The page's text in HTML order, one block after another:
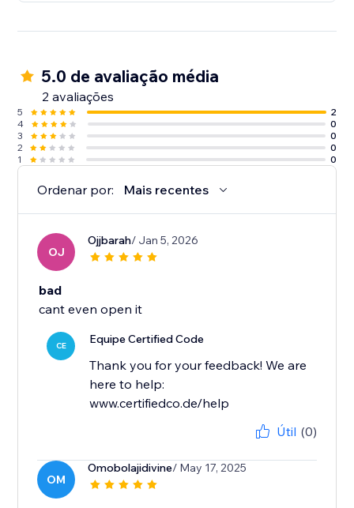
5.0 de avaliação média
2 avaliações
5
2
4
0
3
0
2
0
1
0
Ordenar por: Mais recentes
OJ
Ojjbarah/ Jan 5, 2026
bad
cant even open it
CE Equipe Certified Code
Thank you for your feedback! We are
here to help:
www.certifiedco.de/help
Útil (0)
OM
Omobolajidivine/ May 17, 2025